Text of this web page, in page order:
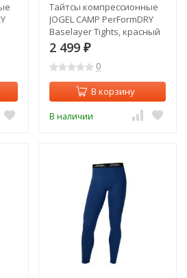
Тайтсы компрессионные
JOGEL CAMP PerFormDRY
Baselayer Tights, красный
(2125145)
2 499 ₽
0
В корзину
В наличии